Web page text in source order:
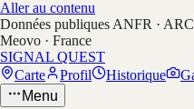
Aller au contenu
Données publiques ANFR ·
Meovo · France
SIGNAL QUEST
Carte
Profil Historique
Menu